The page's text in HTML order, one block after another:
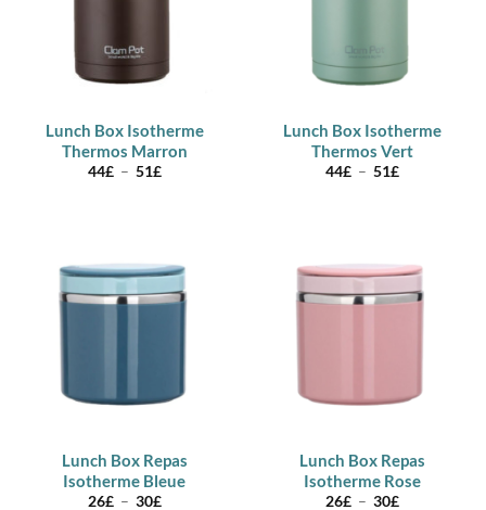
Lunch Box Isotherme
Thermos Marron
44£ – 51£Plage
Lunch Box Isotherme
Thermos Vert
44£ – 51£Plage
Lunch Box Repas
Isotherme Bleue
26£ – 30£Plage
Lunch Box Repas
Isotherme Rose
26£ – 30£Plage